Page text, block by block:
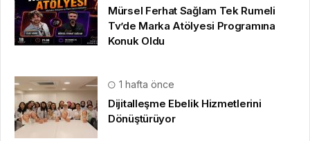
Mürsel Ferhat Sağlam Tek Rumeli
Tv’de Marka Atölyesi Programına
Konuk Oldu
1 hafta önce
Dijitalleşme Ebelik Hizmetlerini
Dönüştürüyor